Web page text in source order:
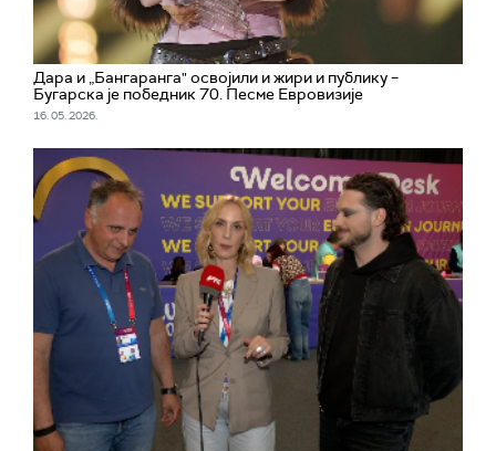
Дара и „Бангаранга" освојили и жири и публику –
Бугарска је победник 70. Песме Евровизије
16. 05. 2026.